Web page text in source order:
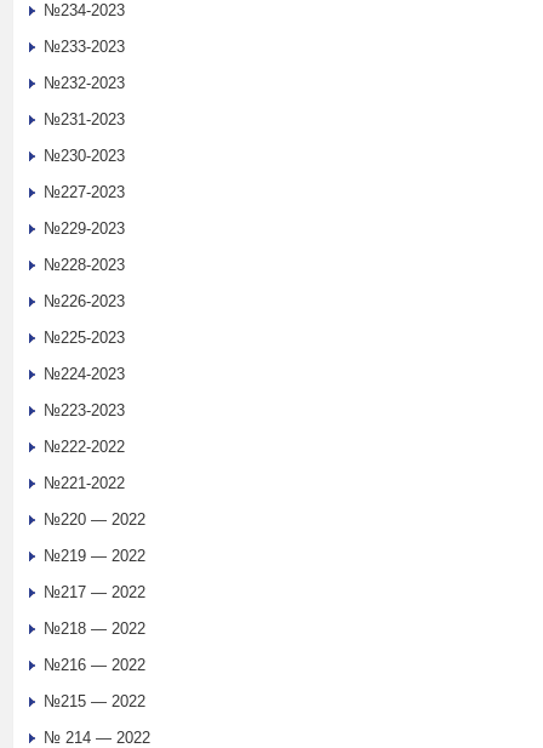
№234-2023
№233-2023
№232-2023
№231-2023
№230-2023
№227-2023
№229-2023
№228-2023
№226-2023
№225-2023
№224-2023
№223-2023
№222-2022
№221-2022
№220 — 2022
№219 — 2022
№217 — 2022
№218 — 2022
№216 — 2022
№215 — 2022
№ 214 — 2022